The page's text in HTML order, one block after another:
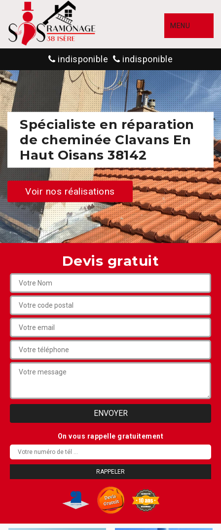
MENU
indisponible indisponible
Spécialiste en réparation
de cheminée Clavans En
Haut Oisans 38142
Voir nos réalisations
Devis gratuit
On vous rappelle gratuitement